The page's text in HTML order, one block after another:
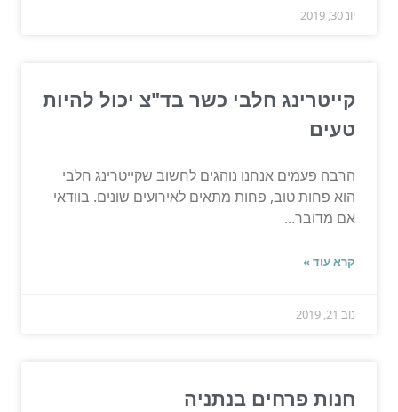
יונ 30, 2019
קייטרינג חלבי כשר בד"צ יכול להיות
טעים
הרבה פעמים אנחנו נוהגים לחשוב שקייטרינג חלבי
הוא פחות טוב, פחות מתאים לאירועים שונים. בוודאי
אם מדובר...
קרא עוד »
נוב 21, 2019
חנות פרחים בנתניה